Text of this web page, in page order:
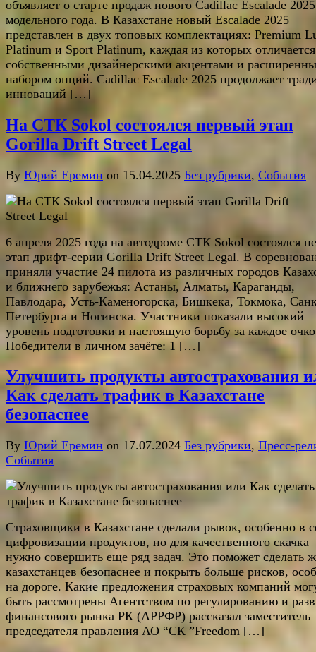
объявляет о старте продаж нового Cadillac Escalade 2025
модельного года. В Казахстане новый Escalade 2025
представлен в двух топовых комплектациях: Premium
Platinum и Sport Platinum, каждая из которых отличается
собственными дизайнерскими акцентами и
набором опций. Cadillac Escalade 2025 продолжает
инноваций […]
На СТК Sokol состоялся первый этап
Gorilla Drift Street Legal
By Юрий Еремин on 15.04.2025 Без рубрики, События
6 апреля 2025 года на автодроме СТК Sokol состоялся
этап дрифт-серии Gorilla Drift Street Legal. В
приняли участие 24 пилота из различных городов
и ближнего зарубежья: Астаны, Алматы, Караганды,
Павлодара, Усть-Каменогорска, Бишкека, Токмока,
Петербурга и Ногинска. Участники показали высокий
уровень подготовки и настоящую борьбу за каждое
Победители в личном зачёте: 1 […]
Улучшить продукты автострахования
Как сделать трафик в Казахстане
безопаснее
By Юрий Еремин on 17.07.2024 Без рубрики, Пресс-
События
Страховщики в Казахстане сделали рывок, особенно в
цифровизации продуктов, но для качественного скачка
нужно совершить еще ряд задач. Это поможет сделать
казахстанцев безопаснее и покрыть больше рисков,
на дороге. Какие предложения страховых компаний
быть рассмотрены Агентством по регулированию и
финансового рынка РК (АРРФР) рассказал заместитель
председателя правления АО “СК ”Freedom […]